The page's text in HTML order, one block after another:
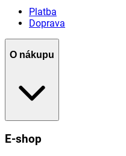
Platba
Doprava
O nákupu
E-shop